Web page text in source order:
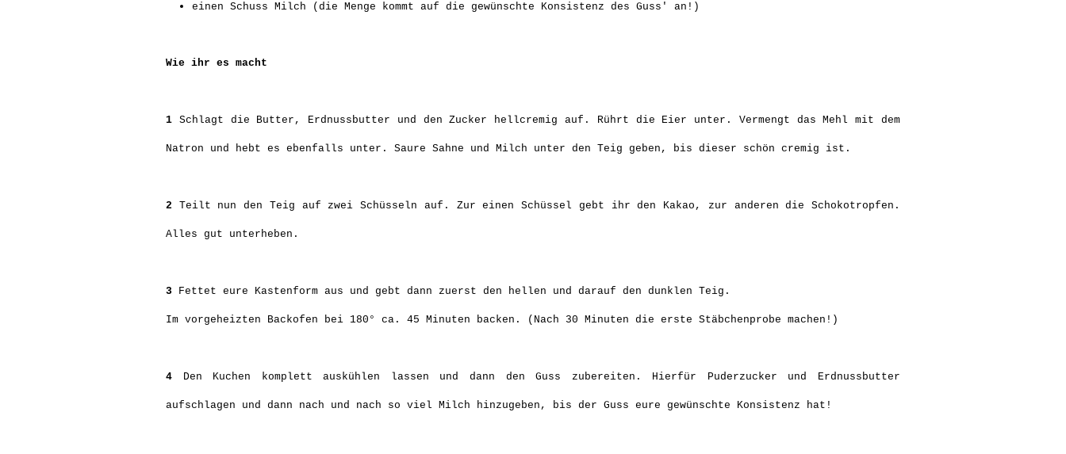
einen Schuss Milch (die Menge kommt auf die gewünschte Konsistenz des Guss' an!)
Wie ihr es macht
1 Schlagt die Butter, Erdnussbutter und den Zucker hellcremig auf. Rührt die Eier unter. Vermengt das Mehl mit dem
Natron und hebt es ebenfalls unter. Saure Sahne und Milch unter den Teig geben, bis dieser schön cremig ist.
2 Teilt nun den Teig auf zwei Schüsseln auf. Zur einen Schüssel gebt ihr den Kakao, zur anderen die Schokotropfen.
Alles gut unterheben.
3 Fettet eure Kastenform aus und gebt dann zuerst den hellen und darauf den dunklen Teig.
Im vorgeheizten Backofen bei 180° ca. 45 Minuten backen. (Nach 30 Minuten die erste Stäbchenprobe machen!)
4 Den Kuchen komplett auskühlen lassen und dann den Guss zubereiten. Hierfür Puderzucker und Erdnussbutter
aufschlagen und dann nach und nach so viel Milch hinzugeben, bis der Guss eure gewünschte Konsistenz hat!